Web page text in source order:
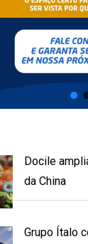
Docile
da China
Grupo Ítalo